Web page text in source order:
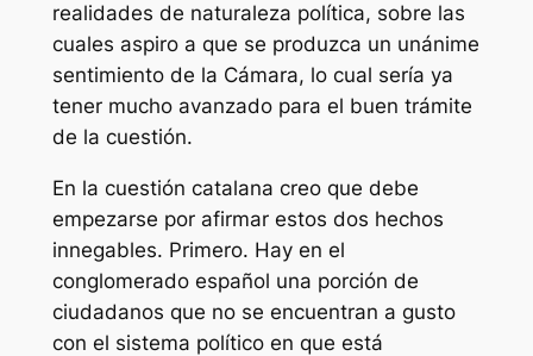
realidades de naturaleza política, sobre las
cuales aspiro a que se produzca un unánime
sentimiento de la Cámara, lo cual sería ya
tener mucho avanzado para el buen trámite
de la cuestión.
En la cuestión catalana creo que debe
empezarse por afirmar estos dos hechos
innegables. Primero. Hay en el
conglomerado español una porción de
ciudadanos que no se encuentran a gusto
con el sistema político en que está